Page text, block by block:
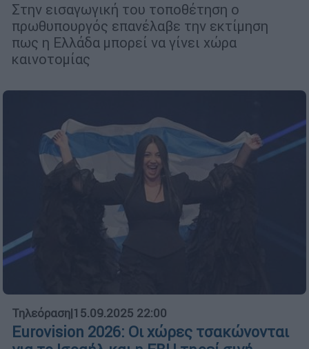
Στην εισαγωγική του τοποθέτηση ο
πρωθυπουργός επανέλαβε την εκτίμηση
πως η Ελλάδα μπορεί να γίνει χώρα
καινοτομίας
Τηλεόραση|15.09.2025 22:00
Eurovision 2026: Οι χώρες τσακώνονται